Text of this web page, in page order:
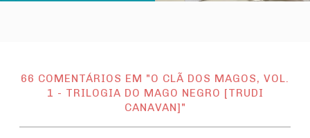
66 COMENTÁRIOS EM "O CLÃ DOS MAGOS, VOL.
1 - TRILOGIA DO MAGO NEGRO [TRUDI
CANAVAN]"